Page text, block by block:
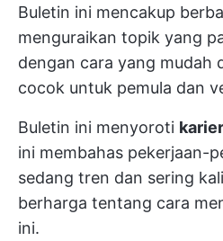
Buletin ini mencakup
menguraikan topik yang
dengan cara yang mudah
cocok untuk pemula dan
Buletin ini menyoroti
ini membahas pekerjaan-
sedang tren dan sering
berharga tentang cara
ini.